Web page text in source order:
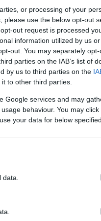
or processing of your
please use the below opt-out
out request is processed
information utilized by us
out. You may separately
parties on the IAB’s list of
by us to third parties on the
to other third parties.
Google services and may
behaviour. You may
your data for below
κατοικίες και
δεσμευμένα για
μπορούν να γίνουν
60 στρεμμάτων.
στον δήμο
ουσία στα χέρια του
διευκρινιστεί τι